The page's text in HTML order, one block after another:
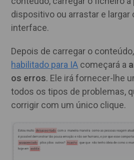
dispositivo ou arrastar e largar
interface.
Depois de carregar o conteúdo,
habilitado para IA começará a
os erros. Ele irá fornecer-lhe
todos os tipos de problemas,
corrigir com um único clique.